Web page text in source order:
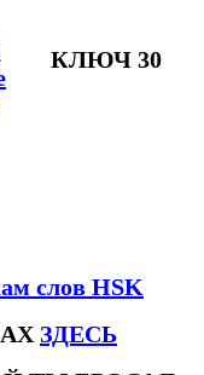
КЛЮЧ 30
слов HSK
ЗДЕСЬ